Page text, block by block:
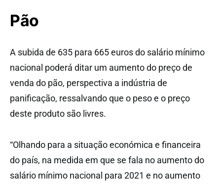
Pão
A subida de 635 para 665 euros do salário mínimo
nacional poderá ditar um aumento do preço de
venda do pão, perspectiva a indústria de
panificação, ressalvando que o peso e o preço
deste produto são livres.
“Olhando para a situação económica e financeira
do país, na medida em que se fala no aumento do
salário mínimo nacional para 2021 e no aumento